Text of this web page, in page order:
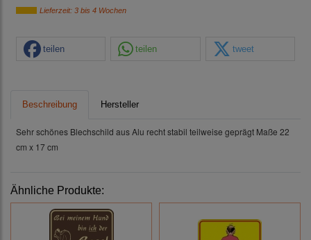
Lieferzeit: 3 bis 4 Wochen
teilen teilen tweet
Beschreibung Hersteller
Sehr schönes Blechschild aus Alu recht stabil teilweise geprägt Maße 22
cm x 17 cm
Ähnliche Produkte: